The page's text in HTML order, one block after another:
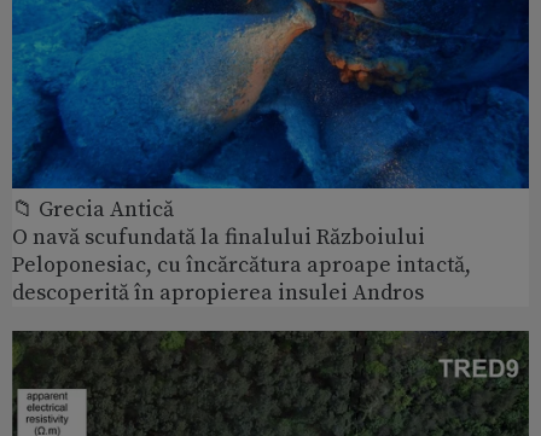
📁 Grecia Antică
O navă scufundată la finalului Războiului
Peloponesiac, cu încărcătura aproape intactă,
descoperită în apropierea insulei Andros